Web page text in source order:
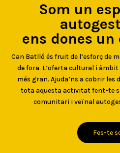
Som un
ens dones un
Can Batlló és fruit de l’esforç de
de fora. L’oferta cultural i àmbit
més gran. Ajuda’ns a cobrir les
tota aquesta activitat fent-te
comunitari i veïnal
Fes-te